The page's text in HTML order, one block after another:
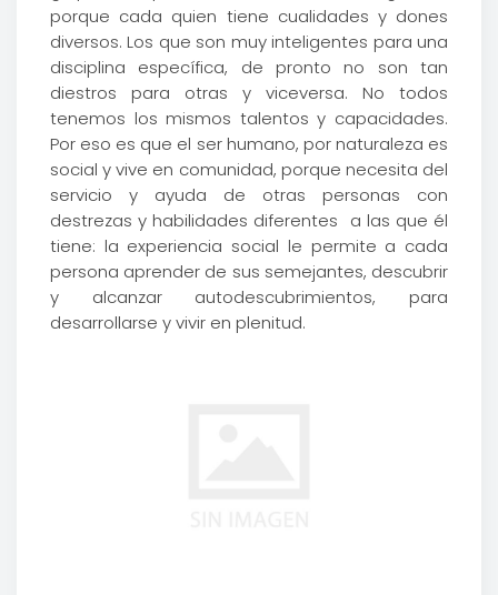
porque cada quien tiene cualidades y dones
diversos. Los que son muy inteligentes para una
disciplina específica, de pronto no son tan
diestros para otras y viceversa. No todos
tenemos los mismos talentos y capacidades.
Por eso es que el ser humano, por naturaleza es
social y vive en comunidad, porque necesita del
servicio y ayuda de otras personas con
destrezas y habilidades diferentes a las que él
tiene: la experiencia social le permite a cada
persona aprender de sus semejantes, descubrir
y alcanzar autodescubrimientos, para
desarrollarse y vivir en plenitud.